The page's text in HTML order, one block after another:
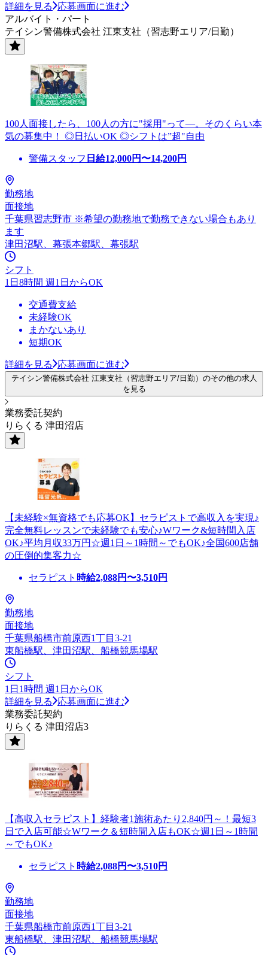
詳細を見る
応募画面に進む
アルバイト・パート
テイシン警備株式会社 江東支社（習志野エリア/日勤）
100人面接したら、100人の方に"採用"って―。そのくらい本
気の募集中！ ◎日払いOK ◎シフトは”超"自由
警備スタッフ 日給12,000円〜14,200円
勤務地
面接地
千葉県習志野市 ※希望の勤務地で勤務できない場合もあり
ます
津田沼駅、幕張本郷駅、幕張駅
シフト
1日8時間 週1日からOK
交通費支給
未経験OK
まかないあり
短期OK
詳細を見る 応募画面に進む
テイシン警備株式会社 江東支社（習志野エリア/日勤）のその他の求人
を見る
業務委託契約
りらくる 津田沼店
【未経験×無資格でも応募OK】セラピストで高収入を実現♪
完全無料レッスンで未経験でも安心♪Wワーク&短時間入店
OK♪平均月収33万円☆週1日～1時間～でもOK♪全国600店舗
の圧倒的集客力☆
セラピスト 時給2,088円〜3,510円
勤務地
面接地
千葉県船橋市前原西1丁目3-21
東船橋駅、津田沼駅、船橋競馬場駅
シフト
1日1時間 週1日からOK
詳細を見る
応募画面に進む
業務委託契約
りらくる 津田沼店3
【高収入セラピスト】経験者1施術あたり2,840円～！最短3
日で入店可能☆Wワーク＆短時間入店もOK☆週1日～1時間
～でもOK♪
セラピスト 時給2,088円〜3,510円
勤務地
面接地
千葉県船橋市前原西1丁目3-21
東船橋駅、津田沼駅、船橋競馬場駅